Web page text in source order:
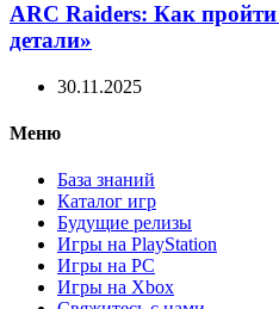
ARC Raiders: Как
детали»
30.11.2025
Меню
База знаний
Каталог игр
Будущие релизы
Игры на PlayStation
Игры на PC
Игры на Xbox